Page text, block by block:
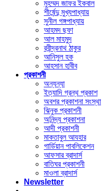
মুহম্মদ জাফর ইকবাল
শীর্ষেন্দু মুখ্যপাধ্যায়
সুনীল গঙ্গপাধ্যায়
আহমদ ছফা
আল মাহমুদ
রবীন্দ্রনাথ ঠাকুর
আনিসুল হক
আহসান হাবীব
প্রকাশনী
অন্যন্যা
ইত্যাদি গ্রন্থ প্রকাশ
অবশর প্রকাশনা সংস্থা
ঝিনুক প্রকাশনী
অনিন্দ্য প্রকাশনা
আদী প্রকাশনী
মাকতাবুল আযহার
গার্ডিয়ান পাবলিকেশন
আফসার ব্রাদার্স
বাতিঘর প্রকাশনী
মাওলা ব্রাদার্স
Newsletter